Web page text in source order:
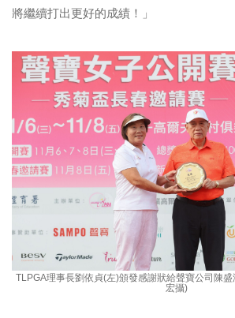
將繼續打出更好的成績！」
TLPGA理事長劉依貞(左)頒發感謝狀給聲寶公司陳
宏攝)